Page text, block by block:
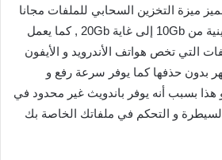
ميزة التخزين السحابي للملفات مجانا
بالإضافة إلى مساحة تخزينية من 10Gb إلى غاية 20Gb , كما يعمل
التي تخص هواتف الأندرويد و الأيفون
تصل إلى غاية 4 أشهر بدون حذفها كما يوفر سرعة رفع و
هذا بسبب أنه يوفر باندويث غير محدود في
و التحكم في ملفاتك الخاصة بك